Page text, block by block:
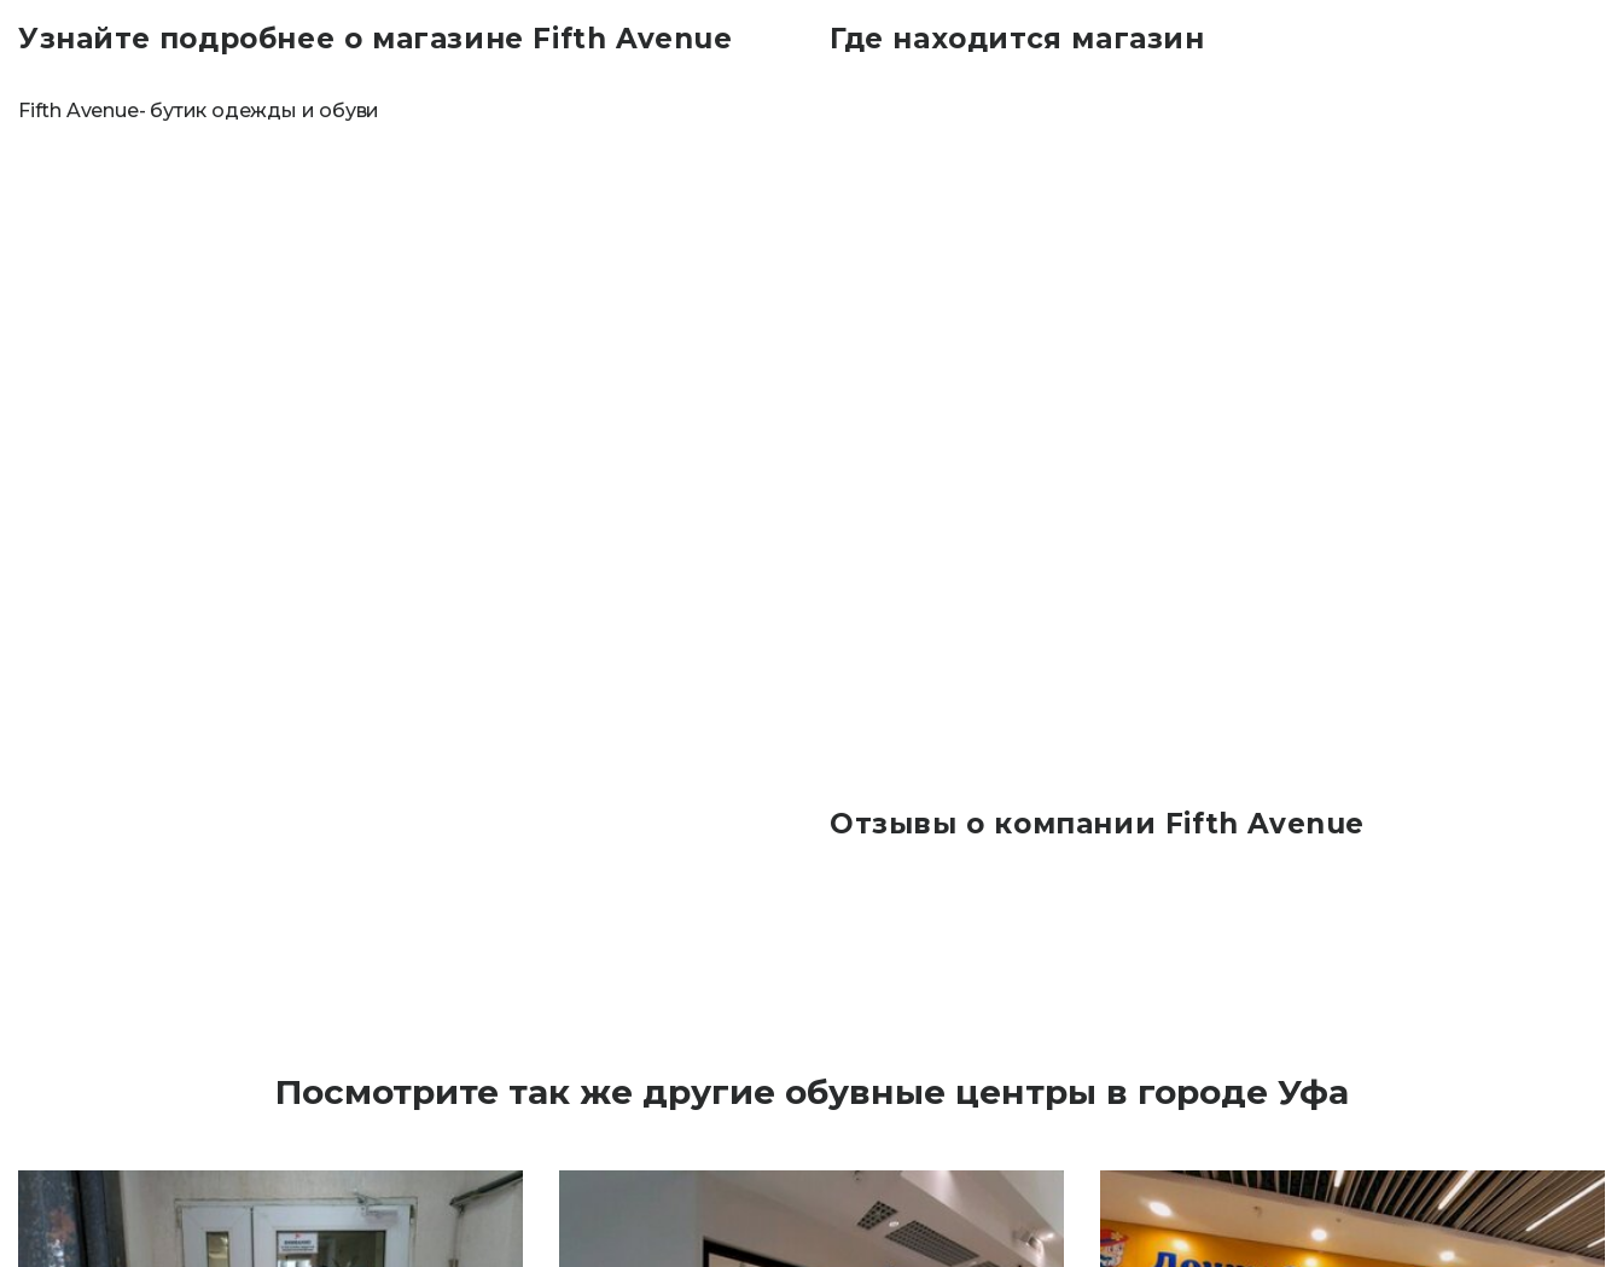
Узнайте подробнее о магазине Fifth Avenue
Fifth Avenue- бутик одежды и обуви
Где находится магазин
Отзывы о компании Fifth Avenue
Посмотрите так же другие обувные центры в городе Уфа